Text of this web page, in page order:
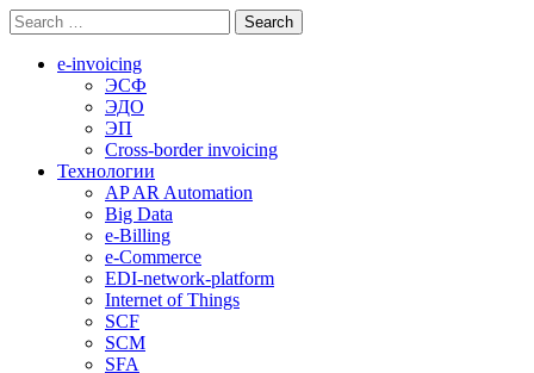
e-invoicing
ЭСФ
ЭДО
ЭП
Cross-border invoicing
Технологии
AP AR Automation
Big Data
e-Billing
e-Commerce
EDI-network-platform
Internet of Things
SCF
SCM
SFA